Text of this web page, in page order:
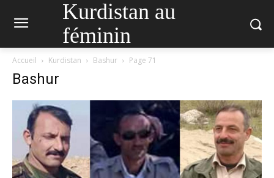
Kurdistan au
féminin
Accueil Kurdistan Bashur Page 71
Bashur